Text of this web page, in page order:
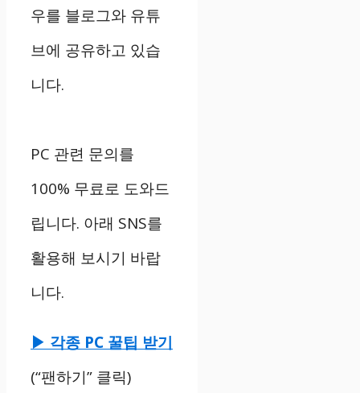
우를 블로그와 유튜
브에 공유하고 있습
니다.
PC 관련 문의를
100% 무료로 도와드
립니다. 아래 SNS를
활용해 보시기 바랍
니다.
▶ 각종 PC 꿀팁 받기
(“팬하기” 클릭)